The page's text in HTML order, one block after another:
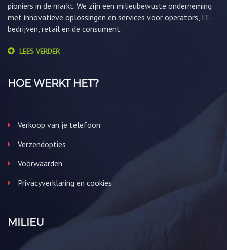
pioniers in de markt. We zijn een milieubewuste onderneming
met innovatieve oplossingen en services voor operators, IT-
bedrijven, retail en de consument.
LEES VERDER
HOE WERKT HET?
Verkoop van je telefoon
Verzendopties
Voorwaarden
Privacyverklaring en cookies
MILIEU